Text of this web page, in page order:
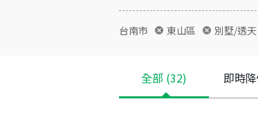
台南市 東山區 別墅/透天
全部 (32) 即時